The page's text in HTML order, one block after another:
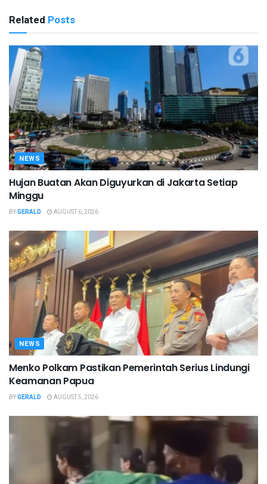
Related Posts
NEWS
Hujan Buatan Akan Diguyurkan di Jakarta Setiap
Minggu
BYGERALD AUGUST 6, 2026
NEWS
Menko Polkam Pastikan Pemerintah Serius Lindungi
Keamanan Papua
BYGERALD AUGUST 5, 2026